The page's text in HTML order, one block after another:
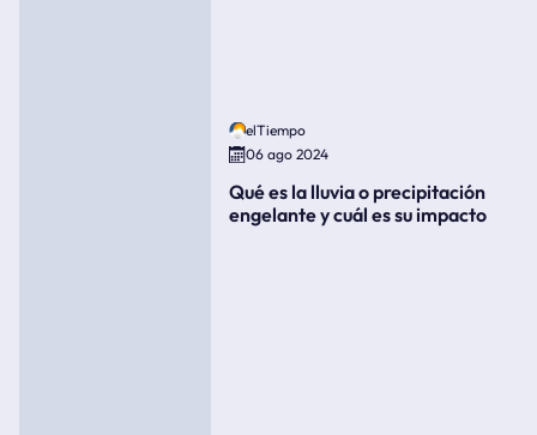
elTiempo
06 ago 2024
Qué es la lluvia o precipitación
engelante y cuál es su impacto